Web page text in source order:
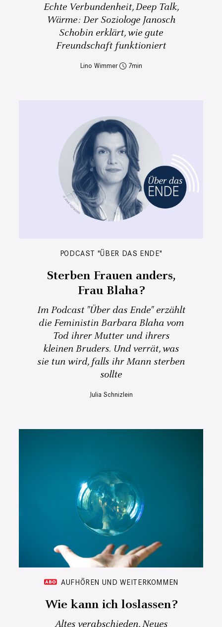
Echte Verbundenheit, Deep Talk,
Wärme: Der Soziologe Janosch
Schobin erklärt, wie gute
Freundschaft funktioniert
Lino Wimmer 7
PODCAST "ÜBER DAS ENDE"
Sterben Frauen anders,
Frau Blaha?
Im Podcast "Über das Ende" erzählt
die Feministin Barbara Blaha vom
Tod ihrer Mutter und ihrers
kleinen Bruders. Und verrät, was
sie tun wird, falls ihr Mann sterben
sollte
Julia Schnizlein
AUFHÖREN UND WEITERKOMMEN
Wie kann ich loslassen?